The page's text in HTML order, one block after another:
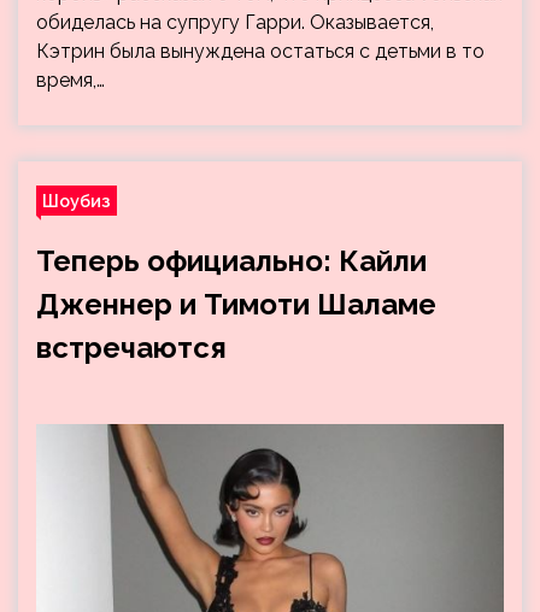
обиделась на супругу Гарри. Оказывается,
Кэтрин была вынуждена остаться с детьми в то
время,…
Шоубиз
Теперь официально: Кайли
Дженнер и Тимоти Шаламе
встречаются